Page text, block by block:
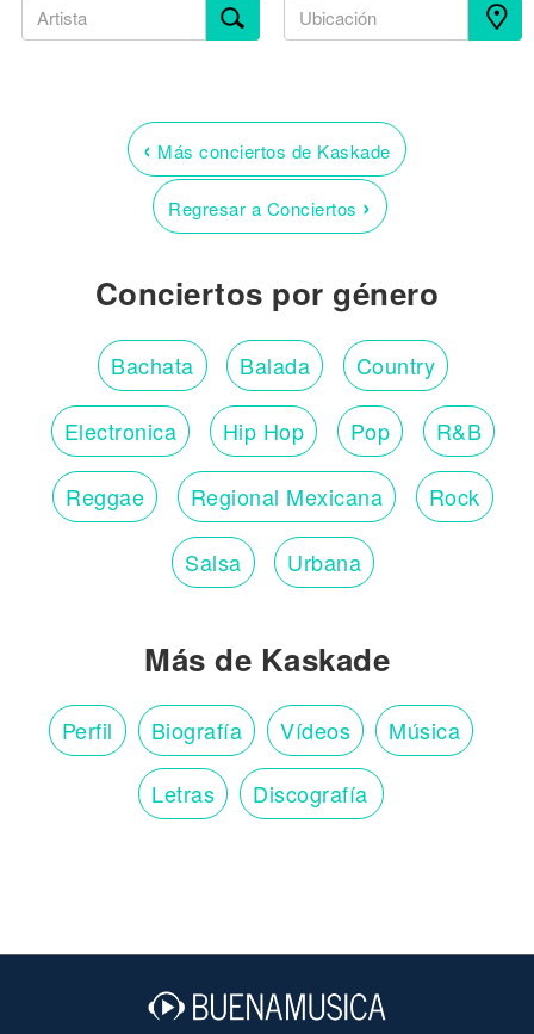
‹ Más conciertos de Kaskade
Regresar a Conciertos ›
Conciertos por género
Bachata Balada Country
Electronica Hip Hop Pop R&B
Reggae Regional Mexicana Rock
Salsa Urbana
Más de Kaskade
Perfil Biografía Vídeos Música
Letras Discografía